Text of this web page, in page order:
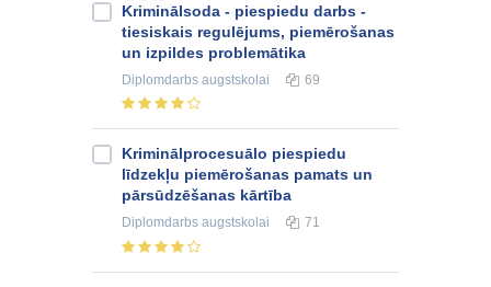
Kriminālsoda - piespiedu darbs -
tiesiskais regulējums, piemērošanas
un izpildes problemātika
Diplomdarbs augstskolai 69
Kriminālprocesuālo piespiedu
līdzekļu piemērošanas pamats un
pārsūdzēšanas kārtība
Diplomdarbs augstskolai 71